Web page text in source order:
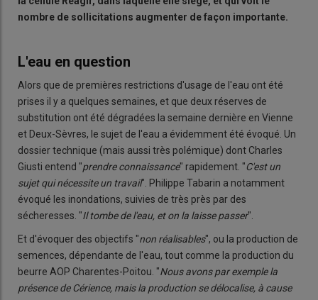
nombre de sollicitations augmenter de façon importante.
L'eau en question
Alors que de premières restrictions d'usage de l'eau ont été
prises il y a quelques semaines, et que deux réserves de
substitution ont été dégradées la semaine dernière en Vienne
et Deux-Sèvres, le sujet de l'eau a évidemment été évoqué. Un
dossier technique (mais aussi très polémique) dont Charles
Giusti entend "prendre connaissance" rapidement. "C'est un
sujet qui nécessite un travail". Philippe Tabarin a notamment
évoqué les inondations, suivies de très près par des
sécheresses. "Il tombe de l'eau, et on la laisse passer".
Et d'évoquer des objectifs "non réalisables", ou la production de
semences, dépendante de l'eau, tout comme la production du
beurre AOP Charentes-Poitou. "Nous avons par exemple la
présence de Cérience, mais la production se délocalise, à cause